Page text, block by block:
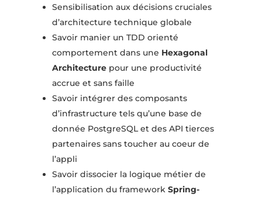
Sensibilisation aux décisions cruciales
d’architecture technique globale
Savoir manier un TDD orienté
comportement dans une Hexagonal
Architecturepour une productivité
accrue et sans faille
Savoir intégrer des composants
d’infrastructure tels qu’une base de
donnée PostgreSQL et des API tierces
partenaires sans toucher au coeur de
l’appli
Savoir dissocier la logique métier de
l’application du framework Spring-